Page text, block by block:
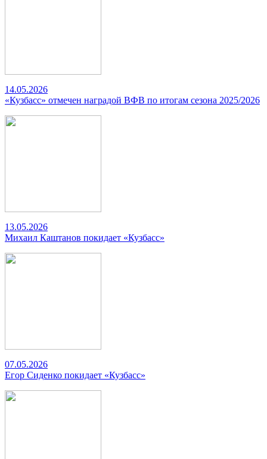
14.05.2026
«Кузбасс» отмечен наградой ВФВ по итогам сезона 2025/2026
13.05.2026
Михаил Каштанов покидает «Кузбасс»
07.05.2026
Егор Сиденко покидает «Кузбасс»